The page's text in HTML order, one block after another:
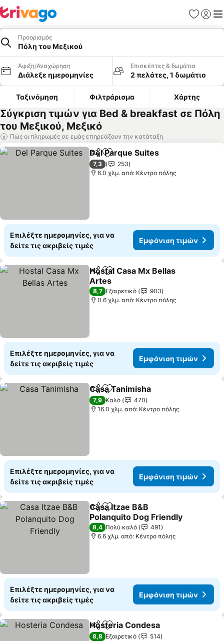
Προορισμός
Πόλη του Μεξικού
Άφιξη/Αναχώρηση
Διάλεξε ημερομηνίες
Επισκέπτες & δωμάτια
2 πελάτες, 1 δωμάτιο
Ταξινόμηση Φιλτράρισμα Χάρτης
Σύγκριση τιμών για Bed & breakfast σε Πόλη
του Μεξικού, Μεξικό
Πώς οι πληρωμές σε εμάς επηρεάζουν την κατάταξη
Κοινοποίηση
Προσθήκη στα αγαπημένα
Del Parque Suites
7,3
253
6.0 χλμ. από: Κέντρο πόλης
Επιλέξτε ημερομηνίες, για να
δείτε τις ακριβείς τιμές
Εμφάνιση τιμών
Κοινοποίηση
Προσθήκη στα αγαπημένα
Hostal Casa Mx Bellas
Artes
Εμφάνιση τιμών
8,7 Εξαιρετικό
903
0.6 χλμ. από: Κέντρο πόλης
Επιλέξτε ημερομηνίες, για να
δείτε τις ακριβείς τιμές
Εμφάνιση τιμών
Κοινοποίηση
Προσθήκη στα αγαπημένα
Casa Tanimisha
7,9 Καλό
470
16.0 χλμ. από: Κέντρο πόλης
Επιλέξτε ημερομηνίες, για να
δείτε τις ακριβείς τιμές
Εμφάνιση τιμών
Κοινοποίηση
Προσθήκη στα αγαπημένα
Casa Itzae B&B
Polanquito Dog Friendly
Εμφάνιση τιμών
8,4 Πολύ καλό
491
6.6 χλμ. από: Κέντρο πόλης
Επιλέξτε ημερομηνίες, για να
δείτε τις ακριβείς τιμές
Εμφάνιση τιμών
Κοινοποίηση
Προσθήκη στα αγαπημένα
Hosteria Condesa
8,8 Εξαιρετικό
514